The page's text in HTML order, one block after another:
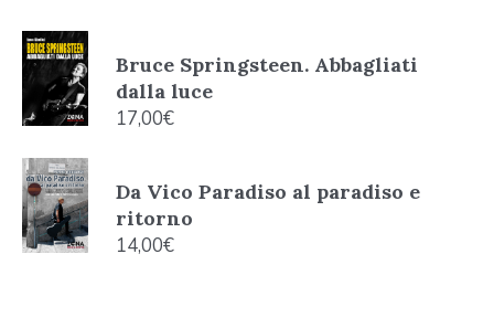
Bruce Springsteen. Abbagliati
dalla luce
17,00€
Da Vico Paradiso al paradiso e
ritorno
14,00€